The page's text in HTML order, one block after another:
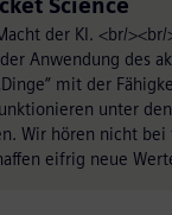
Science
der KI. <br/
Anwendung des
mit der
unter
Wir hören nicht
eifrig neue